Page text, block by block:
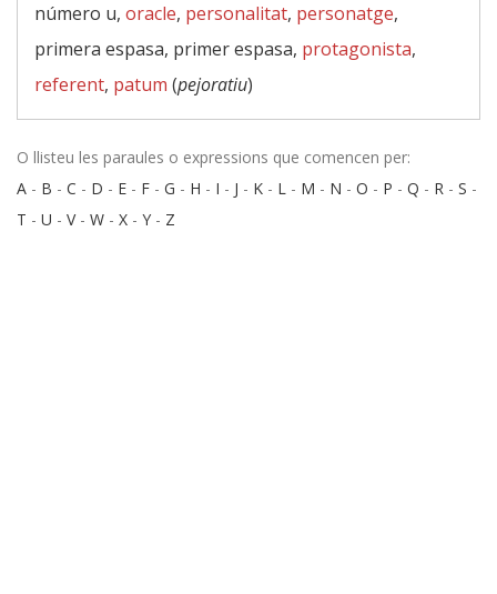
número u, oracle, personalitat, personatge,
primera espasa, primer espasa, protagonista,
referent, patum (pejoratiu)
O llisteu les paraules o expressions que comencen per:
A - B - C - D - E - F - G - H - I - J - K - L - M - N - O - P - Q - R - S -
T - U - V- W - X - Y - Z